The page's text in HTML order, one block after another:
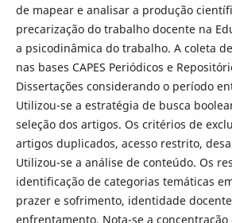
de mapear e analisar a produção
precarização do trabalho docente na
a psicodinâmica do trabalho. A coleta
nas bases CAPES Periódicos e
Dissertações considerando o período
Utilizou-se a estratégia de busca
seleção dos artigos. Os critérios de
artigos duplicados, acesso restrito,
Utilizou-se a análise de conteúdo. Os
identificação de categorias temáticas
prazer e sofrimento, identidade
enfrentamento. Nota-se a concentração